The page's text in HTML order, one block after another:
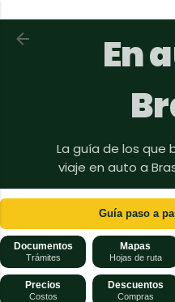
Ir al
En
La guía de los que
viaje en auto a
Guía paso a
Documentos
Trámites
Mapas
Hojas de ruta
Precios
Costos
Descuentos
Compras